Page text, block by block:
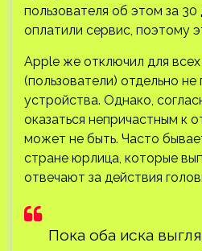
пользователя об этом за
оплатили сервис, поэтому
Apple же отключил для
(пользователи) отдельно
устройства. Однако,
оказаться непричастным к
может не быть. Часто
стране юрлица, которые
отвечают за действия
Пока оба иска